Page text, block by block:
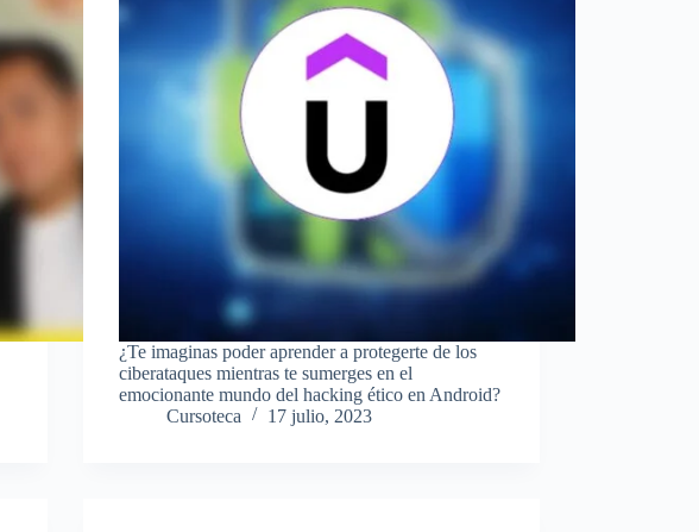
¿Te imaginas poder aprender a protegerte de los
ciberataques mientras te sumerges en el
emocionante mundo del hacking ético en Android?
Cursoteca
17 julio, 2023